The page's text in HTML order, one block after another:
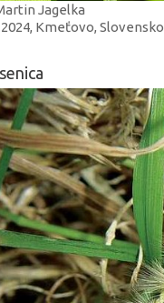
Jagelka
Kmeťovo, Slovensko